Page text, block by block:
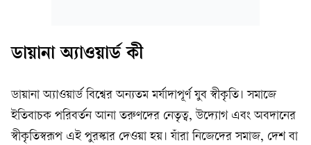
ডায়ানা অ্যাওয়ার্ড কী
ডায়ানা অ্যাওয়ার্ড বিশ্বের অন্যতম মর্যাদাপূর্ণ যুব স্বীকৃতি। সমাজে
ইতিবাচক পরিবর্তন আনা তরুণদের নেতৃত্ব, উদ্যোগ এবং অবদানের
স্বীকৃতিস্বরূপ এই পুরস্কার দেওয়া হয়। যাঁরা নিজেদের সমাজ, দেশ বা